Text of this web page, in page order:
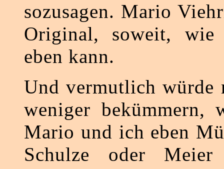
sozusagen. Mario
Original, soweit,
eben kann.
Und vermutlich würde
weniger bekümmern,
Mario und ich eben
Schulze oder